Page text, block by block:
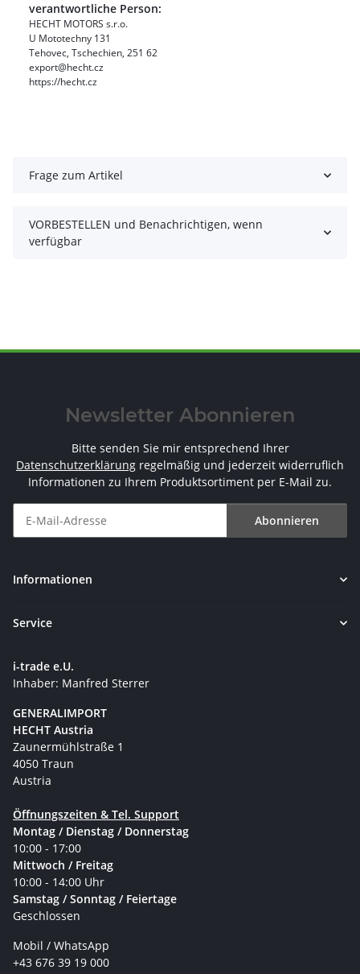
verantwortliche Person:
HECHT MOTORS s.r.o.
U Mototechny 131
Tehovec, Tschechien, 251 62
export@hecht.cz
https://hecht.cz
Frage zum Artikel
VORBESTELLEN und Benachrichtigen, wenn
verfügbar
Newsletter Abonnieren
Bitte senden Sie mir entsprechend Ihrer
Datenschutzerklärung regelmäßig und jederzeit widerruflich
Informationen zu Ihrem Produktsortiment per E-Mail zu.
Abonnieren
Informationen
Service
i-trade e.U.
Inhaber: Manfred Sterrer
GENERALIMPORT
HECHT Austria
Zaunermühlstraße 1
4050 Traun
Austria
Öffnungszeiten & Tel. Support
Montag / Dienstag / Donnerstag
10:00 - 17:00
Mittwoch / Freitag
10:00 - 14:00 Uhr
Samstag / Sonntag / Feiertage
Geschlossen
Mobil / WhatsApp
+43 676 39 19 000